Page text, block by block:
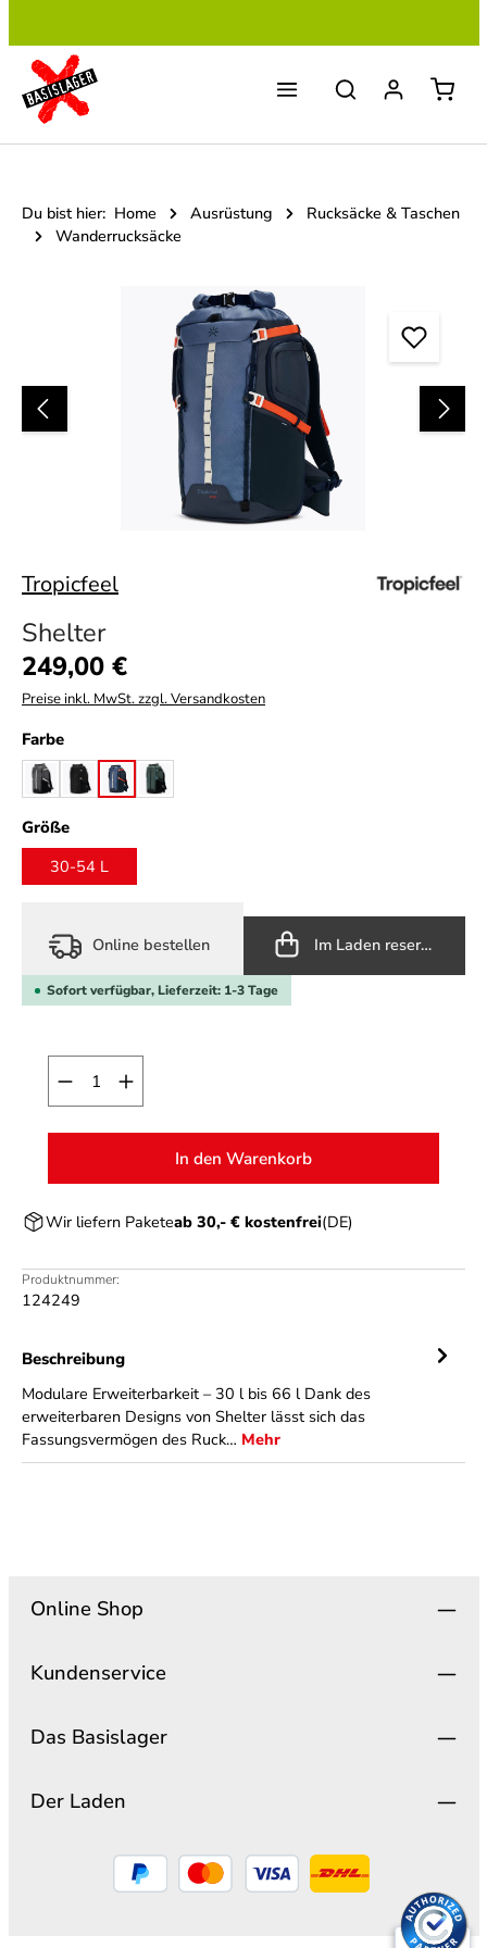
Du bist hier: Home Ausrüstung
Rucksäcke & Taschen
Wanderrucksäcke
Bildergalerie überspringen
Tropicfeel
Shelter
Regulärer Preis:
249,00 €
Preise inkl. MwSt. zzgl. Versandkosten
Farbeauswählen
ash greycore black
fresh navyjungle green
Größeauswählen
30-54 L
Online bestellen Im Laden reservieren
Sofort verfügbar, Lieferzeit: 1-3 Tage
Produkt Anzahl: Gib den gewünschten Wert
In den Warenkorb
Wir liefern Paketeab 30,- € kostenfrei(DE)
Produktnummer:
124249
Beschreibung
Modulare Erweiterbarkeit – 30 l bis 66 l Dank des
erweiterbaren Designs von Shelter lässt sich das
Fassungsvermögen des Ruck… Mehr
Online Shop
Kundenservice
Das Basislager
Der Laden